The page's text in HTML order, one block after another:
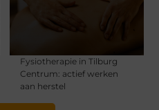
Fysiotherapie in Tilburg
Centrum: actief werken
aan herstel